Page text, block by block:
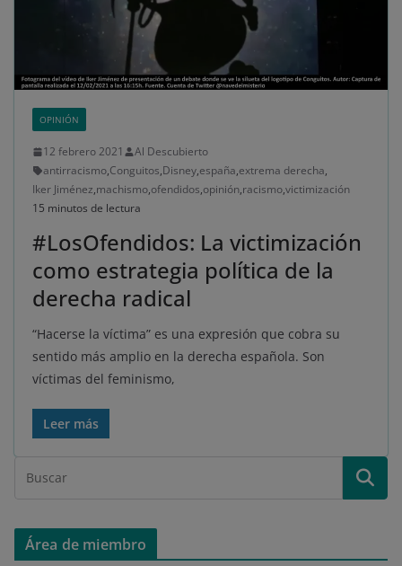
OPINIÓN
12 febrero 2021
Al Descubierto
antirracismo,Conguitos,Disney,españa,extrema derecha,
Iker Jiménez,machismo,ofendidos,opinión,racismo,victimización
15 minutos de lectura
#LosOfendidos: La victimización
como estrategia política de la
derecha radical
“Hacerse la víctima” es una expresión que cobra su
sentido más amplio en la derecha española. Son
víctimas del feminismo,
Leer más
Área de miembro